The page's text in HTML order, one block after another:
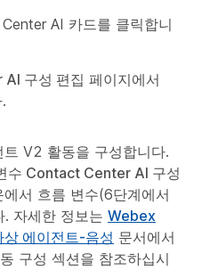
AI 카드를 클릭합니
구성 편집 페이지에서
V2 활동을 구성합니다.
수 Contact Center AI 구성
서 흐름 변수(6단계에서
자세한 정보는 Webex
에이전트-음성 문서에서
구성 섹션을 참조하십시